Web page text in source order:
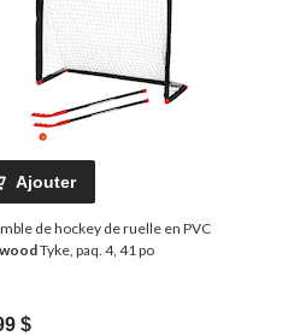
Ajouter
de hockey de ruelle en PVC
Tyke, paq. 4, 41 po
$